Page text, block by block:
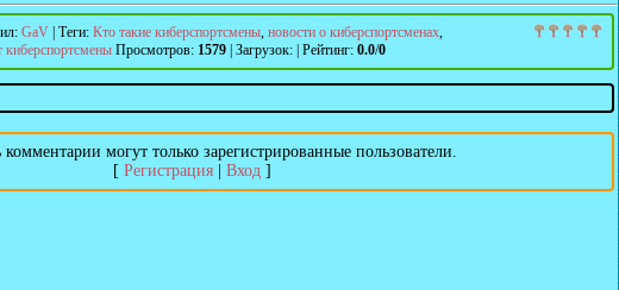
: GaV Теги: Кто такие киберспортсмены, новости о киберспортсменах,
киберспортсмены Просмотров: 1579 Загрузок: Рейтинг: 0.0/0
комментарии могут только зарегистрированные пользователи.
[ Регистрация| Вход]